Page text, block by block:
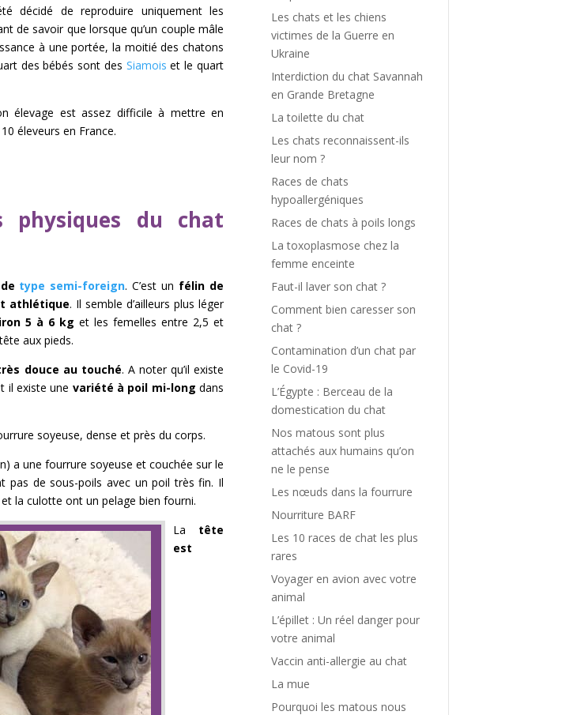
décidé de reproduire uniquement les
de savoir que lorsque qu’un couple mâle
à une portée, la moitié des chatons
des bébés sont des Siamois et le quart
élevage est assez difficile à mettre en
éleveurs en France.
physiques du chat
type semi-foreign. C’est un félin de
athlétique. Il semble d’ailleurs plus léger
5 à 6 kg et les femelles entre 2,5 et
aux pieds.
douce au touché. A noter qu’il existe
il existe une variété à poil mi-long dans
soyeuse, dense et près du corps.
a une fourrure soyeuse et couchée sur le
pas de sous-poils avec un poil très fin. Il
la culotte ont un pelage bien fourni.
La tête
est
Les chats et les chiens
victimes de la Guerre en
Ukraine
Interdiction du chat Savannah
en Grande Bretagne
La toilette du chat
Les chats reconnaissent-ils
leur nom ?
Races de chats
hypoallergéniques
Races de chats à poils longs
La toxoplasmose chez la
femme enceinte
Faut-il laver son chat ?
Comment bien caresser son
chat ?
Contamination d’un chat par
le Covid-19
L’Égypte : Berceau de la
domestication du chat
Nos matous sont plus
attachés aux humains qu’on
ne le pense
Les nœuds dans la fourrure
Nourriture BARF
Les 10 races de chat les plus
rares
Voyager en avion avec votre
animal
L’épillet : Un réel danger pour
votre animal
Vaccin anti-allergie au chat
La mue
Pourquoi les matous nous